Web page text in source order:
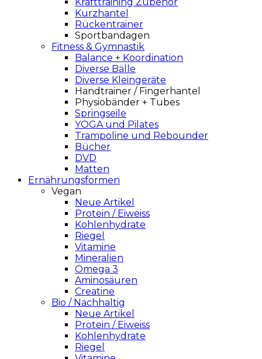
Kurzhantel
Rückentrainer
Sportbandagen
Fitness & Gymnastik
Balance + Koordination
Diverse Bälle
Diverse Kleingeräte
Handtrainer / Fingerhantel
Physiobänder + Tubes
Springseile
YOGA und Pilates
Trampoline und Rebounder
Bücher
DVD
Matten
Ernährungsformen
Vegan
Neue Artikel
Protein / Eiweiss
Kohlenhydrate
Riegel
Vitamine
Mineralien
Omega 3
Aminosäuren
Creatine
Bio / Nachhaltig
Neue Artikel
Protein / Eiweiss
Kohlenhydrate
Riegel